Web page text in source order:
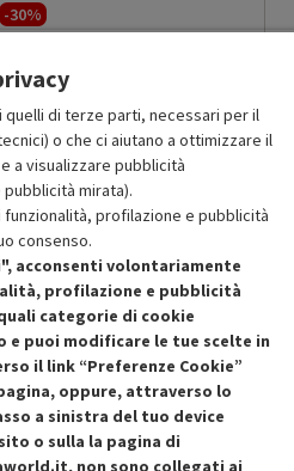
da
-30%
al carrello
30% sul prodotto ricondizionato.
Recedere dal contratto qui
di terze parti, necessari per il
o che ci aiutano a ottimizzare il
a visualizzare pubblicità
mirata).
profilazione e pubblicità
consenso.
acconsenti volontariamente
profilazione e pubblicità
categorie di cookie
e puoi modificare le tue scelte in
il link “Preferenze Cookie”
oppure, attraverso lo
a sinistra del tuo device
o sulla la pagina di
non sono collegati ai